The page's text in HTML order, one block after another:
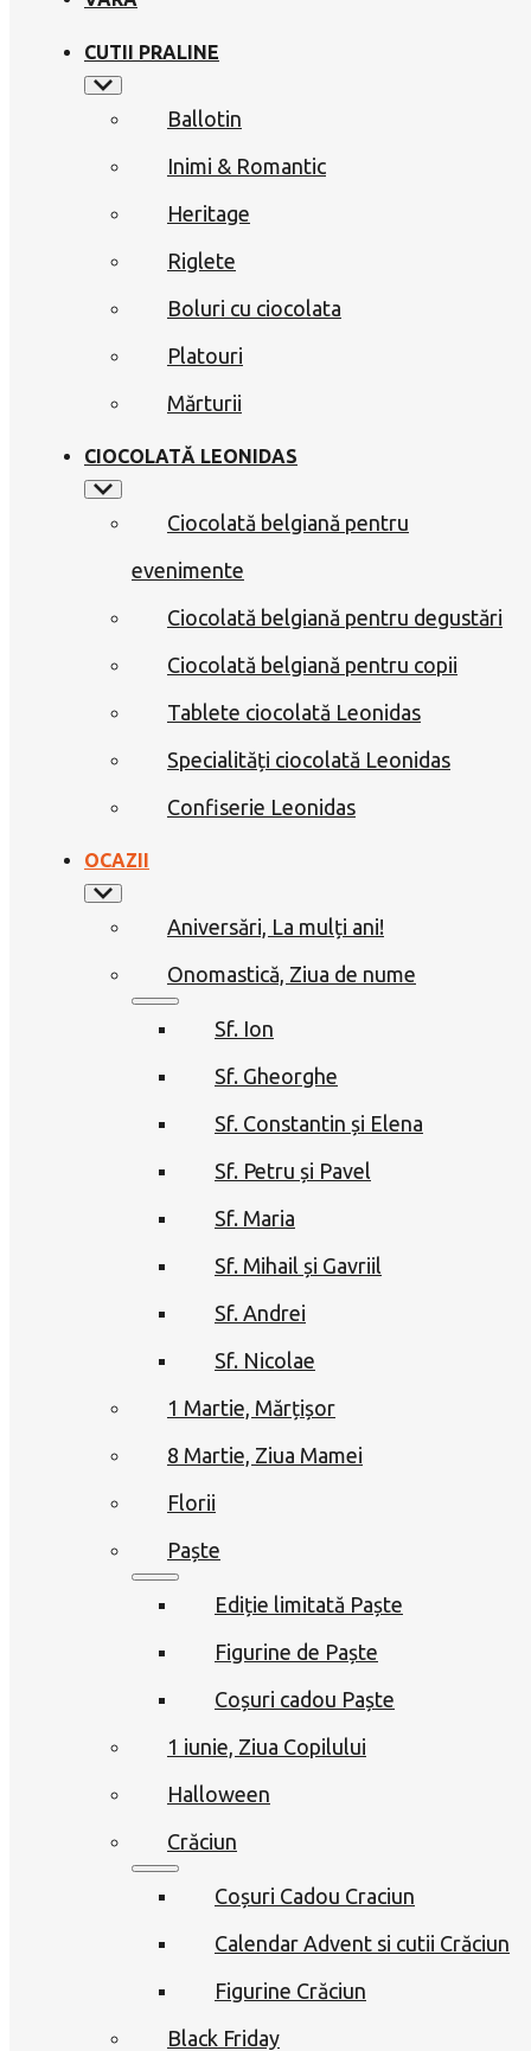
CUTII PRALINE
Ballotin
Inimi & Romantic
Heritage
Riglete
Boluri cu ciocolata
Platouri
Mărturii
CIOCOLATĂ LEONIDAS
Ciocolată belgiană pentru
evenimente
Ciocolată belgiană pentru degustări
Ciocolată belgiană pentru copii
Tablete ciocolată Leonidas
Specialități ciocolată Leonidas
Confiserie Leonidas
OCAZII
Aniversări, La mulți ani!
Onomastică, Ziua de nume
Sf. Ion
Sf. Gheorghe
Sf. Constantin și Elena
Sf. Petru și Pavel
Sf. Maria
Sf. Mihail și Gavriil
Sf. Andrei
Sf. Nicolae
1 Martie, Mărțișor
8 Martie, Ziua Mamei
Florii
Paște
Ediție limitată Paște
Figurine de Paște
Coșuri cadou Paște
1 iunie, Ziua Copilului
Halloween
Crăciun
Coșuri Cadou Craciun
Calendar Advent si cutii Crăciun
Figurine Crăciun
Black Friday